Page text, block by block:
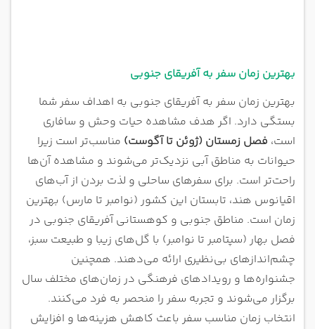
بهترین زمان سفر به آفریقای جنوبی
بهترین زمان سفر به آفریقای جنوبی به اهداف سفر شما
بستگی دارد. اگر هدف مشاهده حیات وحش و سافاری
است، فصل زمستان (ژوئن تا آگوست) مناسب‌تر است زیرا
حیوانات به مناطق آبی نزدیک‌تر می‌شوند و مشاهده آن‌ها
راحت‌تر است. برای سفرهای ساحلی و لذت بردن از آب‌های
اقیانوس هند، تابستان این کشور (نوامبر تا مارس) بهترین
زمان است. مناطق جنوبی و کوهستانی آفریقای جنوبی در
فصل بهار (سپتامبر تا نوامبر) با گل‌های زیبا و طبیعت سبز،
چشم‌اندازهای بی‌نظیری ارائه می‌دهند. همچنین
جشنواره‌ها و رویدادهای فرهنگی در زمان‌های مختلف سال
برگزار می‌شوند و تجربه سفر را منحصر به فرد می‌کنند.
انتخاب زمان مناسب سفر باعث کاهش هزینه‌ها و افزایش